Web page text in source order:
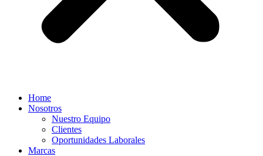
Home
Nosotros
Nuestro Equipo
Clientes
Oportunidades Laborales
Marcas